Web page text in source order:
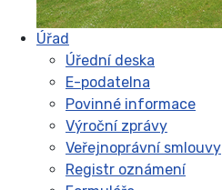
Úřad
Úřední deska
E-podatelna
Povinné informace
Výroční zprávy
Veřejnoprávní smlouvy
Registr oznámení